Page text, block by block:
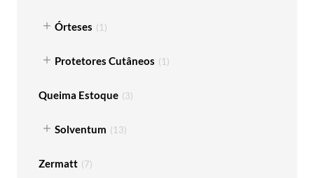
Órteses (1 )
Protetores Cutâneos (1 )
Queima Estoque (3)
Solventum (13)
Zermatt (7)